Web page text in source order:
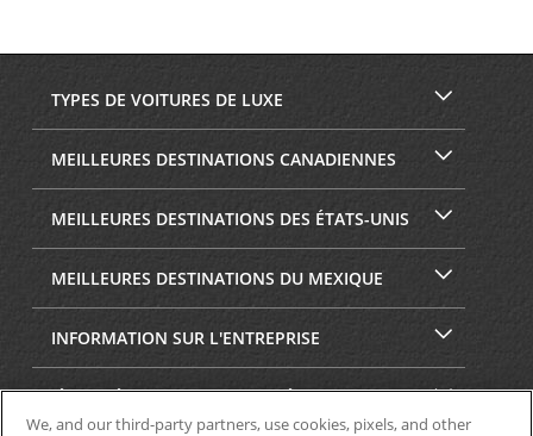
TYPES DE VOITURES DE LUXE
MEILLEURES DESTINATIONS CANADIENNES
MEILLEURES DESTINATIONS DES ÉTATS-UNIS
MEILLEURES DESTINATIONS DU MEXIQUE
INFORMATION SUR L'ENTREPRISE
SÉCURITÉ ET CONFIDENTIALITÉ
We, and our third-party partners, use cookies, pixels, and other